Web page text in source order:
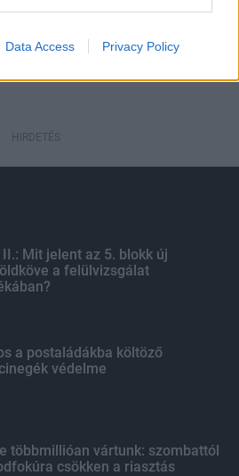
Data Access Privacy Policy
HIRDETÉS
HIRDETÉS
HIRDETÉS
II.: Mit jelent az 5. blokk új
a felülvizsgálat
a postaládákba költöző
védelme
többmillióan vártunk: szombattól
csökken a riasztás